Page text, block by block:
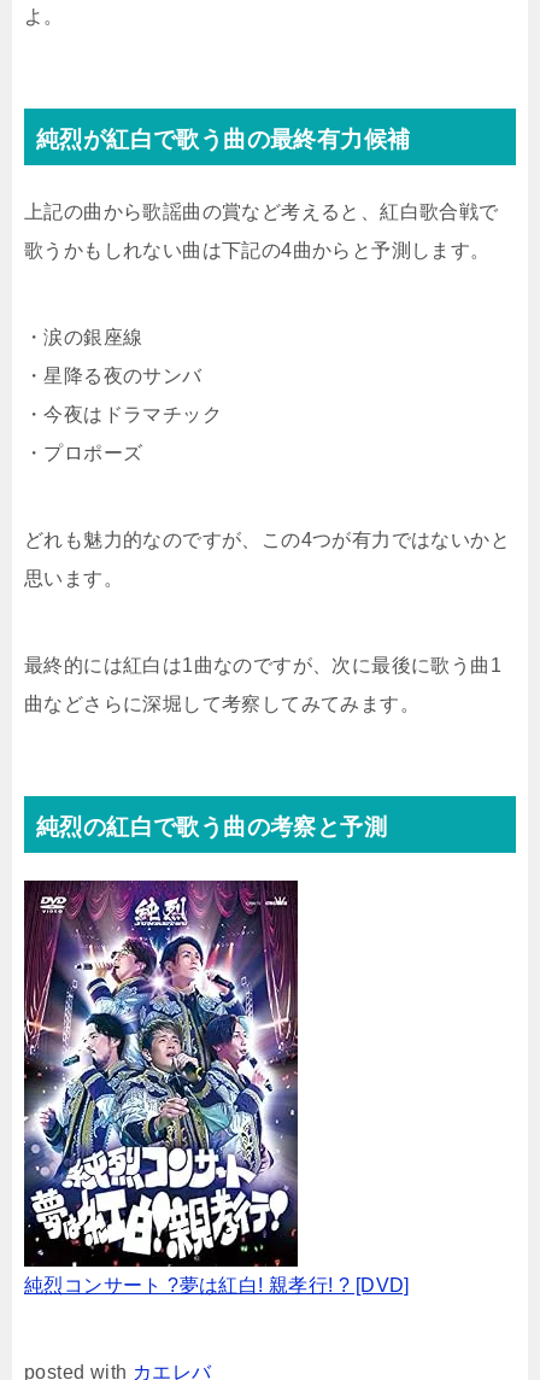
よ。
純烈が紅白で歌う曲の最終有力候補
上記の曲から歌謡曲の賞など考えると、紅白歌合戦で
歌うかもしれない曲は下記の4曲からと予測します。
・涙の銀座線
・星降る夜のサンバ
・今夜はドラマチック
・プロポーズ
どれも魅力的なのですが、この4つが有力ではないかと
思います。
最終的には紅白は1曲なのですが、次に最後に歌う曲1
曲などさらに深堀して考察してみてみます。
純烈の紅白で歌う曲の考察と予測
純烈コンサート ?夢は紅白! 親孝行! ? [DVD]
posted with カエレバ